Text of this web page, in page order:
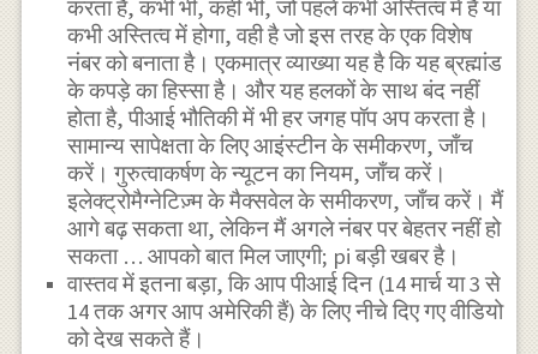
करता है, कभी भी, कहीं भी, जो पहले कभी अस्तित्व में है या
कभी अस्तित्व में होगा, वही है जो इस तरह के एक विशेष
नंबर को बनाता है। एकमात्र व्याख्या यह है कि यह ब्रह्मांड
के कपड़े का हिस्सा है। और यह हलकों के साथ बंद नहीं
होता है, पीआई भौतिकी में भी हर जगह पॉप अप करता है।
सामान्य सापेक्षता के लिए आइंस्टीन के समीकरण, जाँच
करें। गुरुत्वाकर्षण के न्यूटन का नियम, जाँच करें।
इलेक्ट्रोमैग्नेटिज़्म के मैक्सवेल के समीकरण, जाँच करें। मैं
आगे बढ़ सकता था, लेकिन मैं अगले नंबर पर बेहतर नहीं हो
सकता … आपको बात मिल जाएगी; pi बड़ी खबर है।
वास्तव में इतना बड़ा, कि आप पीआई दिन (14 मार्च या 3 से
14 तक अगर आप अमेरिकी हैं) के लिए नीचे दिए गए वीडियो
को देख सकते हैं।